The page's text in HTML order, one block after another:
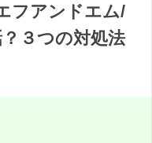
フアンドエム/
３つの対処法